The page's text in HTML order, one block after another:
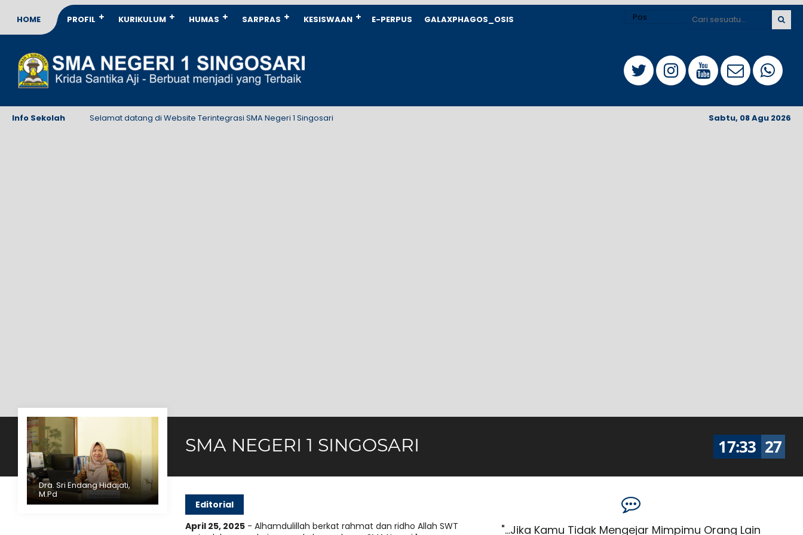
HOME PROFIL KURIKULUM HUMAS SARPRAS KESISWAAN E-PERPUS GALAXPHAGOS_OSIS
Info Sekolah Sabtu, 08 Agu 2026
Selamat datang di Website Terintegrasi SMA Negeri 1 Singosari
SMA NEGERI 1 SINGOSARI 17:33 28
Dra. Sri Endang Hidajati,
M.Pd
Editorial
April 25, 2025 - Alhamdulillah berkat rahmat dan ridho Allah SWT
dan Semakin Berat Perjuangan,
"...Setiap Kesulitan Pasti Ada Kemudahan, Yakinlah
"...Jika Kamu Tidak Mengejar Mimpimu Orang Lain